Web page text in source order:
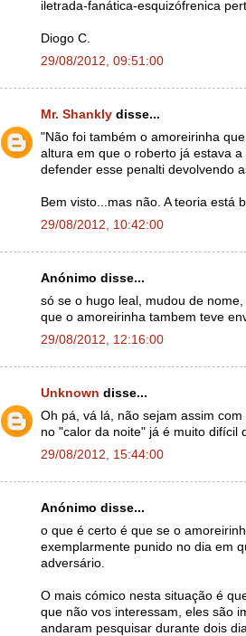
iletrada-fanática-esquizófrenica
Diogo C.
29/08/2012, 09:51:00
Mr. Shankly disse...
"Não foi também o amoreirinha
altura em que o roberto já estava
defender esse penalti devolvendo
Bem visto...mas não. A teoria está
29/08/2012, 10:42:00
Anónimo disse...
só se o hugo leal, mudou de
que o amoreirinha tambem teve
29/08/2012, 12:16:00
Unknown disse...
Oh pá, vá lá, não sejam assim
no "calor da noite" já é muito difícil
29/08/2012, 15:44:00
Anónimo disse...
o que é certo é que se o
exemplarmente punido no dia em
adversário.
O mais cómico nesta situação é
que não vos interessam, eles são
andaram pesquisar durante dois